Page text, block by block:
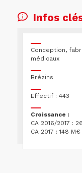
Infos
Conception,
médicaux
Brézins
Effectif : 443
Croissance :
CA 2016/2017 :
CA 2017 : 148 M€